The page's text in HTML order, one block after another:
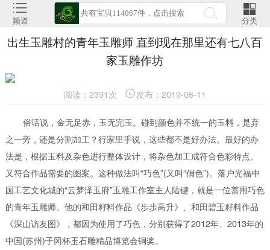
频道 分类
出生玉雕村的青年玉雕师 直到现在那里还有七八百
家玉雕作坊
阅读：2391次 发布：2019-06-11
俗话说，金无足赤，玉无完玉。碰到颜色并不统一的玉料，是弃
之一旁，还是分割加工？行家里手说，这些都不是好办法。最好的办
法是，根据玉料及杂色进行整体设计，将杂色加工成符合色彩特点、
又符合作品需要的图案。这种做法叫“巧色”(又叫“俏色”)。 落户光福中
国工艺文化城的“云梦泽玉府”玉雕工作室主人陆键，就是一位善用巧色
的青年玉雕师。他的和田籽料作品《步步高升》、和田碧玉籽料作品
《深山访友图》，都因为使用了巧色，分别获得了2012年、2013年的
中国(苏州)子冈杯玉石雕精品博览会铜奖。